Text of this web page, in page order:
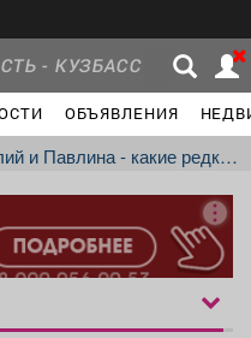
- КУЗБАСС
ОБЪЯВЛЕНИЯ
Услуги
какие редкие имена получили новорожденные в Кузбассе